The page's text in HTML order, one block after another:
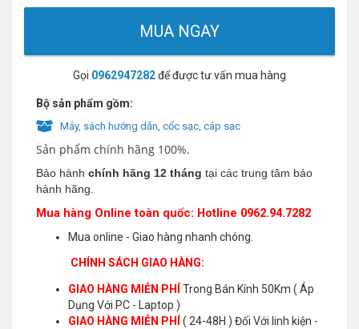
MUA NGAY
Gọi 0962947282để được tư vấn mua hàng
Bộ sản phẩm gồm:
Máy, sách hướng dẫn, cốc sạc, cáp sạc
Sản phẩm chính hãng 100%.
Bảo hành chính hãng 12 tháng tại các trung tâm bảo
hành hãng.
Mua hàng Online toàn quốc: Hotline 0962.94.7282
Mua online - Giao hàng nhanh chóng.
CHÍNH SÁCH GIAO HÀNG:
GIAO HÀNG MIỄN PHÍ
Trong Bán Kính 50Km ( Áp
Dụng Với PC - Laptop )
GIAO HÀNG MIỄN PHÍ
( 24-48H ) Đối Với linh kiện -